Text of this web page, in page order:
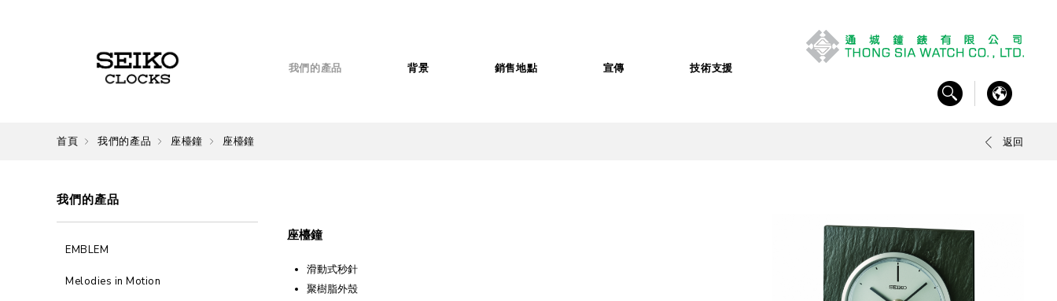
我們的產品 背景 銷售地點 宣傳 技術支援
首頁 我們的產品 座檯鐘 座檯鐘 返回
我們的產品
EMBLEM
Melodies in Motion
座檯鐘
滑動式秒針
聚樹脂外殼